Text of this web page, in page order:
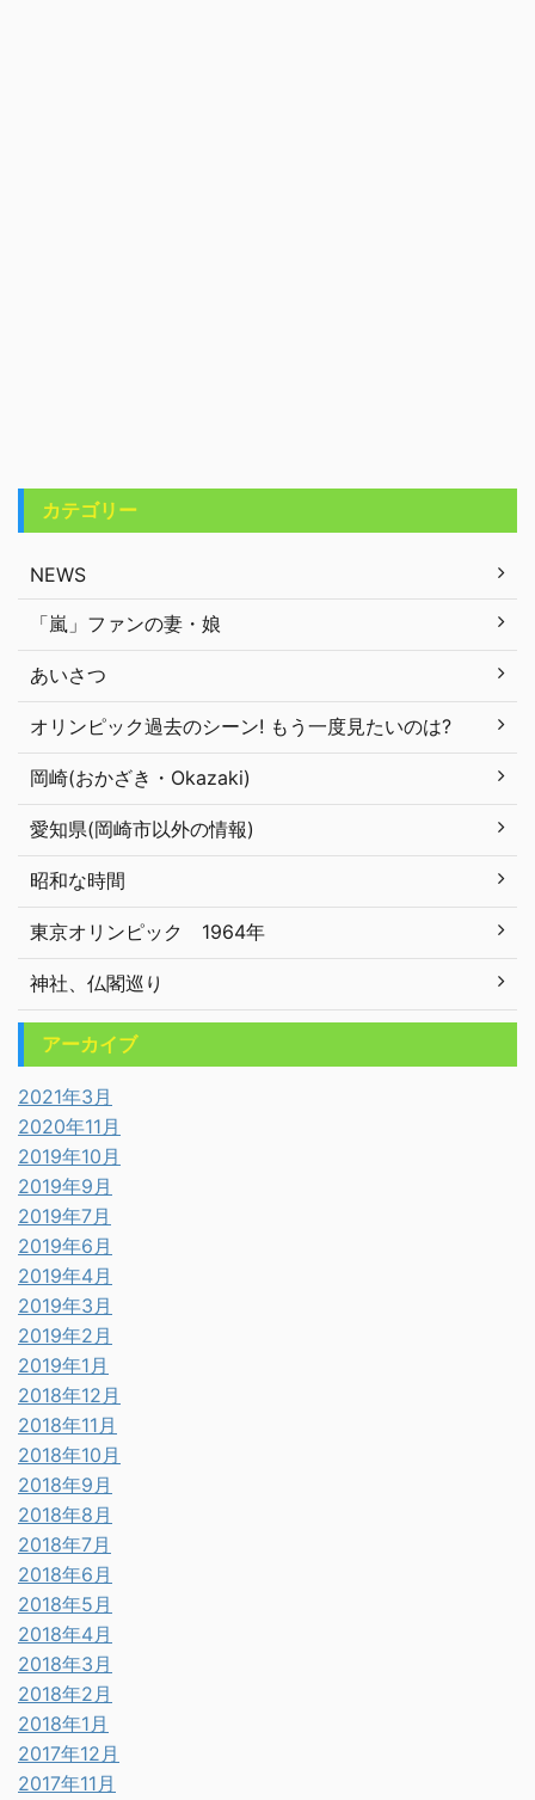
カテゴリー
NEWS
「嵐」ファンの妻・娘
あいさつ
オリンピック過去のシーン! もう一度見たいのは?
岡崎(おかざき・Okazaki)
愛知県(岡崎市以外の情報)
昭和な時間
東京オリンピック 1964年
神社、仏閣巡り
アーカイブ
2021年3月
2020年11月
2019年10月
2019年9月
2019年7月
2019年6月
2019年4月
2019年3月
2019年2月
2019年1月
2018年12月
2018年11月
2018年10月
2018年9月
2018年8月
2018年7月
2018年6月
2018年5月
2018年4月
2018年3月
2018年2月
2018年1月
2017年12月
2017年11月